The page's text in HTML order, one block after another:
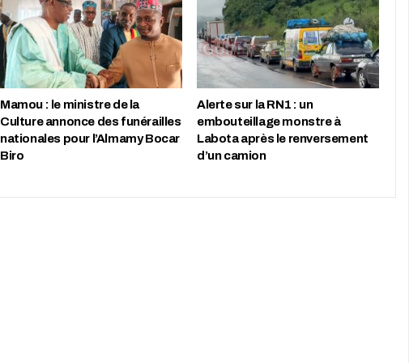
Mamou : le ministre de la
Culture annonce des funérailles
nationales pour l’Almamy Bocar
Biro
Alerte sur la RN1 : un
embouteillage monstre à
Labota après le renversement
d’un camion